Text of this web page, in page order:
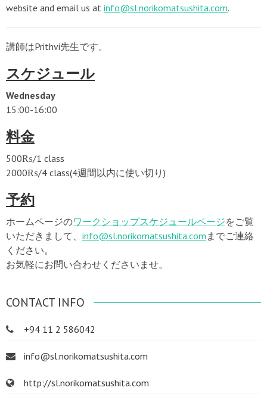
website and email us at info@sl.norikomatsushita.com.
講師はPrithvi先生です。
スケジュール
Wednesday
15:00-16:00
料金
500₨/1 class
2000₨/4 class(4週間以内に使い切り)
予約
ホームページのワークショップスケジュールページをご覧
いただきまして、 info@sl.norikomatsushita.com までご連絡
ください。
お気軽にお問い合わせくださいませ。
CONTACT INFO
+94 11 2 586042
info@sl.norikomatsushita.com
http://sl.norikomatsushita.com